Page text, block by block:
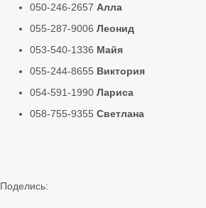
050-246-2657 Алла
055-287-9006 Леонид
053-540-1336 Майя
055-244-8655 Виктория
054-591-1990 Лариса
058-755-9355 Светлана
Поделись: